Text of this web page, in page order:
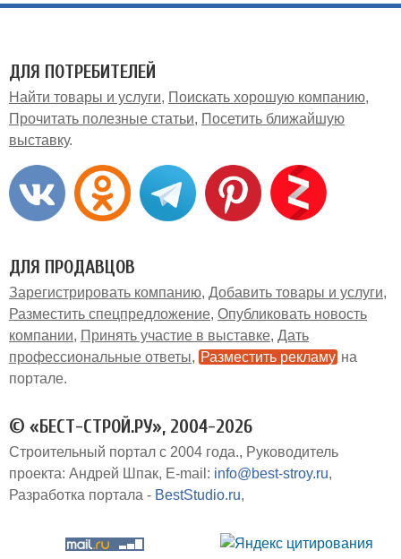
ДЛЯ ПОТРЕБИТЕЛЕЙ
Найти товары и услуги
Поискать хорошую компанию
Прочитать полезные статьи
Посетить ближайшую
выставку
ДЛЯ ПРОДАВЦОВ
Зарегистрировать компанию Добавить товары и услуги
Разместить спецпредложение Опубликовать новость
компании
Принять участие в выставке Дать
профессиональные ответы
Разместить рекламу на
портале
© «БЕСТ-СТРОЙ.РУ», 2004-2026
Строительный портал с 2004 года.
Руководитель
проекта: Андрей Шпак E-mail: info@best-stroy.ru
Разработка портала - BestStudio.ru